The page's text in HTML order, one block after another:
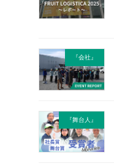
『会社』
『舞台人』